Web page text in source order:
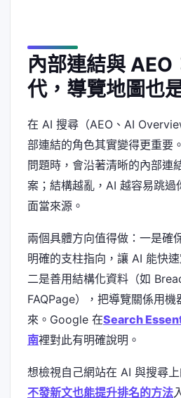
內部連結與 AEO
代，導覽地圖也
在 AI 搜尋（AEO、AI
部連結的角色其實變得更重要
問題時，會沿著清晰的內部連
案；結構越亂，AI 越容易跳過
面當來源。
兩個具體方向值得做：一是確
明確的支柱指向，讓 AI 能快
二是善用結構化資料（如
FAQPage），把導覽關係用
來。Google 在Search
南裡對此有明確說明。
想檢視自己網站在 AI 與搜尋
不發新文也能提升排名的方法